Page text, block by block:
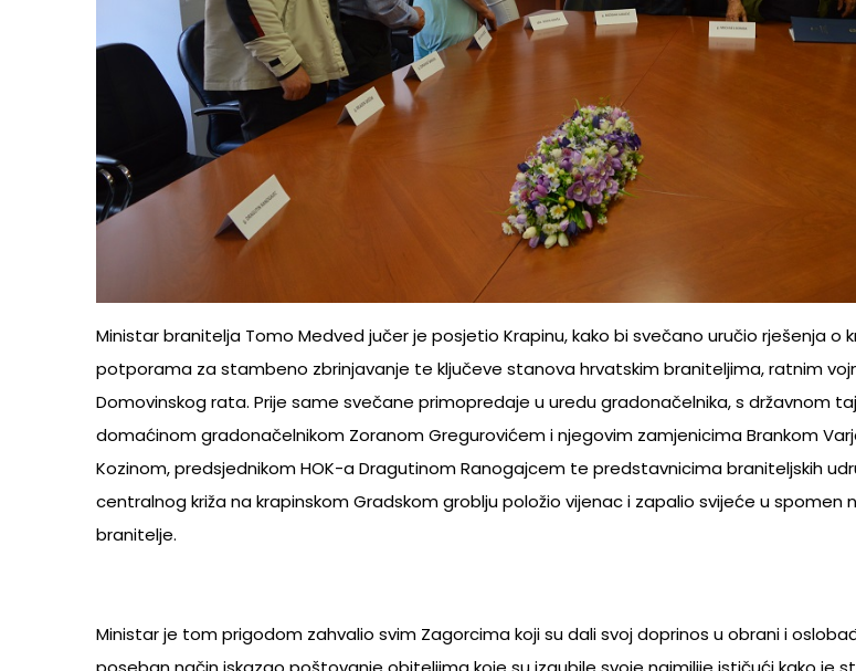
Ministar branitelja Tomo Medved jučer je posjetio Krapinu, kako bi svečano uručio rješenja o
potporama za stambeno zbrinjavanje te ključeve stanova hrvatskim braniteljima, ratnim
Domovinskog rata. Prije same svečane primopredaje u uredu gradonačelnika, s državnom
domaćinom gradonačelnikom Zoranom Gregurovićem i njegovim zamjenicima Brankom
Kozinom, predsjednikom HOK-a Dragutinom Ranogajcem te predstavnicima braniteljskih
centralnog križa na krapinskom Gradskom groblju položio vijenac i zapalio svijeće u spomen
branitelje.
Ministar je tom prigodom zahvalio svim Zagorcima koji su dali svoj doprinos u obrani i